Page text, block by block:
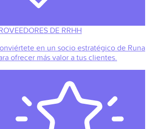
DE RRHH
en un socio estratégico de Runa
ofrecer más valor a tus clientes.